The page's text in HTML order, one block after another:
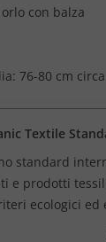
con balza
76-80 cm circa
Textile
standard
e prodotti
ecologici